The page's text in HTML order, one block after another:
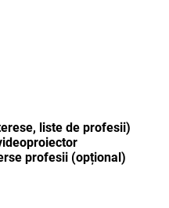
liste de profesii)
profesii (opțional)